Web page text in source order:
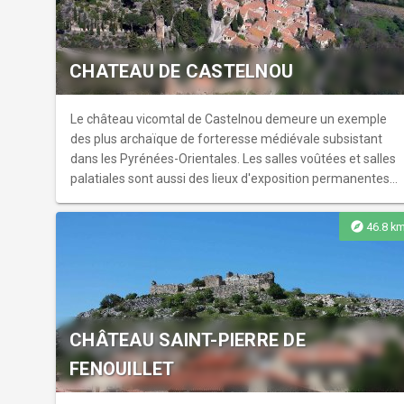
CHATEAU DE CASTELNOU
Le château vicomtal de Castelnou demeure un exemple
des plus archaïque de forteresse médiévale subsistant
dans les Pyrénées-Orientales. Les salles voûtées et salles
palatiales sont aussi des lieux d'exposition permanentes
explore 46.8 km
CHÂTEAU SAINT-PIERRE DE
FENOUILLET